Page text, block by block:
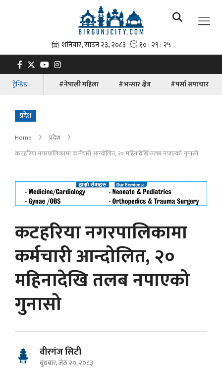
ट्रेन्डिङ #नेपाली महिला #भन्सार क्षेत्र #पर्सा समाचार
प्रदेश
Home
प्रदेश
कटहरिया नगरपालिकामा कर्मचारी आन्दोलित, २० महिनादेखि तलब नपाएको गुनासो
कटहरिया नगरपालिकामा
कर्मचारी आन्दोलित, २०
महिनादेखि तलब नपाएको
गुनासो
वीरगंज सिटी
बुधबार, जेठ २०, २०८३